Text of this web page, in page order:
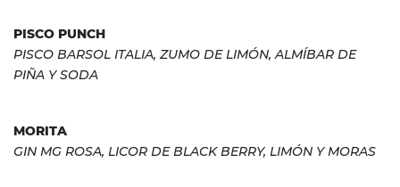
PISCO PUNCH
PISCO BARSOL ITALIA, ZUMO DE LIMÓN, ALMÍBAR DE
PIÑA Y SODA
MORITA
GIN MG ROSA, LICOR DE BLACK BERRY, LIMÓN Y MORAS